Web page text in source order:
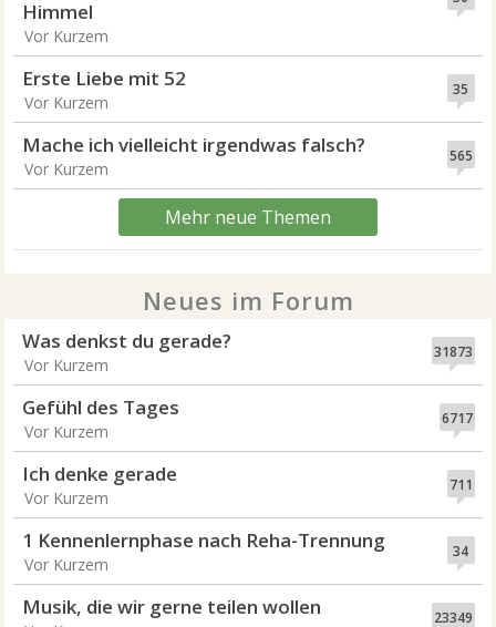
Himmel
Vor Kurzem
35
Erste Liebe mit 52
Vor Kurzem
565
Mache ich vielleicht irgendwas falsch?
Vor Kurzem
Mehr neue Themen
Neues im Forum
31873
Was denkst du gerade?
Vor Kurzem
6717
Gefühl des Tages
Vor Kurzem
711
Ich denke gerade
Vor Kurzem
34
1 Kennenlernphase nach Reha-Trennung
Vor Kurzem
23349
Musik, die wir gerne teilen wollen